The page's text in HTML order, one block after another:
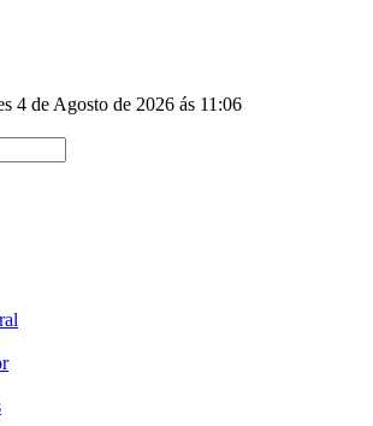
4 de Agosto de 2026 ás 11:06